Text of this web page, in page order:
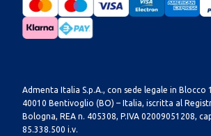
Admenta Italia S.p.A., con sede legale in
40010 Bentivoglio (BO) – Italia, iscritta al
Bologna, REA n. 405308, P.IVA 02009051208,
85.338.500 i.v.